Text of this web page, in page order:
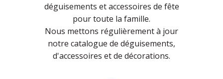
déguisements et accessoires de fête
pour toute la famille.
Nous mettons régulièrement à jour
notre catalogue de déguisements,
d'accessoires et de décorations.